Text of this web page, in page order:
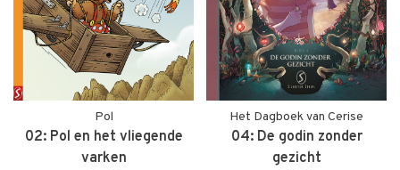
Pol
02: Pol en het vliegende
varken
Het Dagboek van Cerise
04: De godin zonder
gezicht